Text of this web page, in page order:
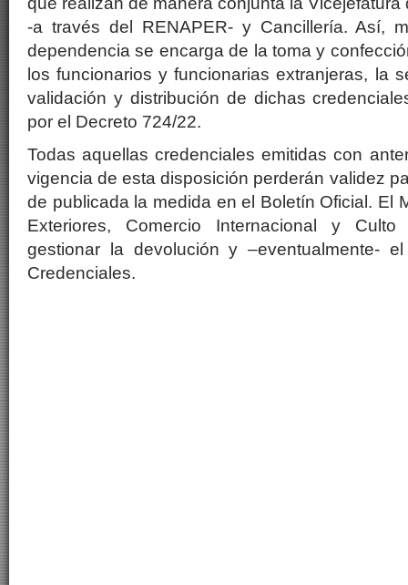
-a través del RENAPER- y Cancillería. Así,
dependencia se encarga de la toma y
los funcionarios y funcionarias extranjeras, la
validación y distribución de dichas
por el Decreto 724/22.
Todas aquellas credenciales emitidas con
vigencia de esta disposición perderán validez
de publicada la medida en el Boletín Oficial. El
Exteriores, Comercio Internacional y
gestionar la devolución y –eventualmente-
Credenciales.